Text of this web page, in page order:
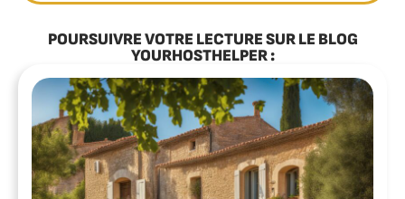
POURSUIVRE VOTRE LECTURE SUR LE BLOG
YOURHOSTHELPER :